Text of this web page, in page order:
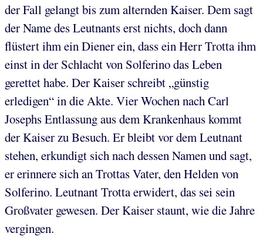
der Fall gelangt bis zum alternden Kaiser. Dem sagt
der Name des Leutnants erst nichts, doch dann
flüstert ihm ein Diener ein, dass ein Herr Trotta ihm
einst in der Schlacht von Solferino das Leben
gerettet habe. Der Kaiser schreibt „günstig
erledigen“ in die Akte. Vier Wochen nach Carl
Josephs Entlassung aus dem Krankenhaus kommt
der Kaiser zu Besuch. Er bleibt vor dem Leutnant
stehen, erkundigt sich nach dessen Namen und sagt,
er erinnere sich an Trottas Vater, den Helden von
Solferino. Leutnant Trotta erwidert, das sei sein
Großvater gewesen. Der Kaiser staunt, wie die Jahre
vergingen.